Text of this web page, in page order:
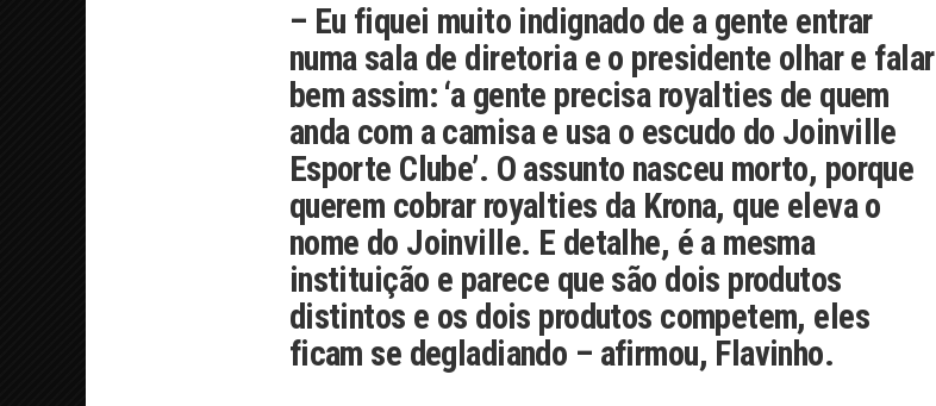
– Eu fiquei muito indignado de a gente entrar
numa sala de diretoria e o presidente olhar e falar
bem assim: ‘a gente precisa royalties de quem
anda com a camisa e usa o escudo do Joinville
Esporte Clube’. O assunto nasceu morto, porque
querem cobrar royalties da Krona, que eleva o
nome do Joinville. E detalhe, é a mesma
instituição e parece que são dois produtos
distintos e os dois produtos competem, eles
ficam se degladiando – afirmou, Flavinho.